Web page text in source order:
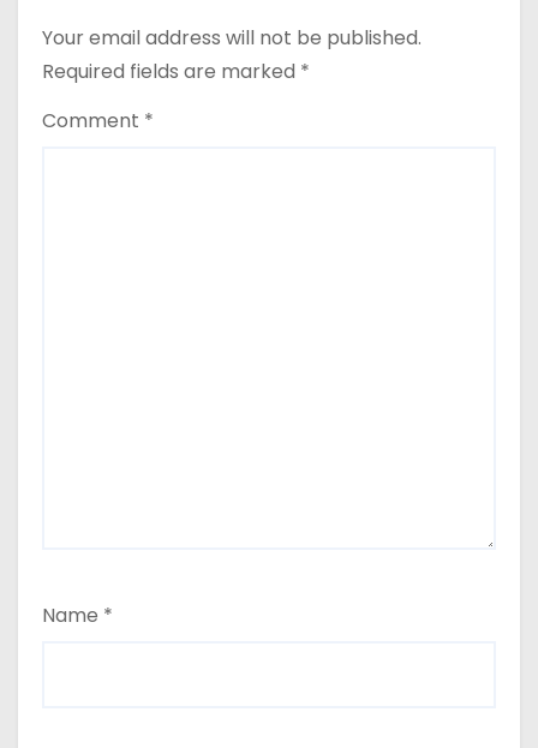
o
n
Your email address will not be published.
Required fields are marked *
Comment *
Name *